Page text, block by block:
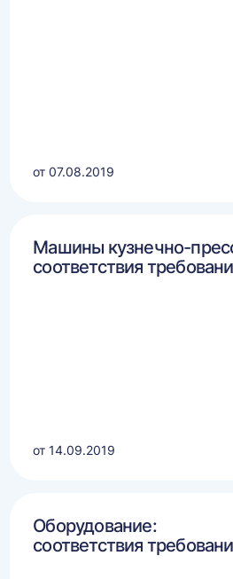
от 07.08.2019
Машины кузнечно-
соответствия
от 14.09.2019
Оборудование:
соответствия